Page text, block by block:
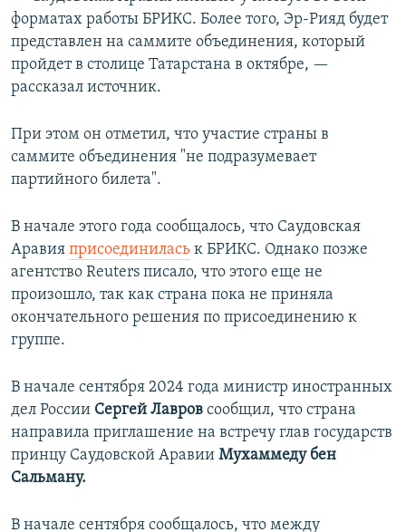
форматах работы БРИКС. Более того, Эр-Рияд будет
представлен на саммите объединения, который
пройдет в столице Татарстана в октябре, —
рассказал источник.
При этом он отметил, что участие страны в
саммите объединения "не подразумевает
партийного билета".
В начале этого года сообщалось, что Саудовская
Аравия присоединилась к БРИКС. Однако позже
агентство Reuters писало, что этого еще не
произошло, так как страна пока не приняла
окончательного решения по присоединению к
группе.
В начале сентября 2024 года министр иностранных
дел России Сергей Лавров сообщил, что страна
направила приглашение на встречу глав государств
принцу Саудовской Аравии Мухаммеду бен
Сальману.
В начале сентября сообщалось, что между